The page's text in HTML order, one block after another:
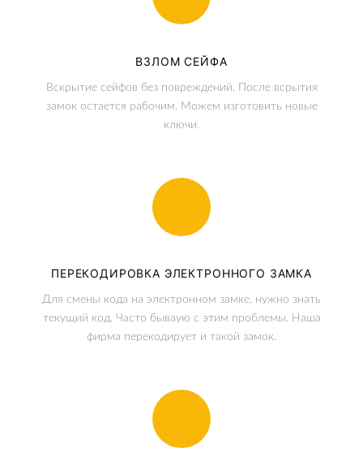
ВЗЛОМ СЕЙФА
Вскрытие сейфов без повреждений. После всрытия
замок остается рабочим. Можем изготовить новые
ключи.
ПЕРЕКОДИРОВКА ЭЛЕКТРОННОГО ЗАМКА
Для смены кода на электронном замке, нужно знать
текущий код. Часто бываую с этим проблемы. Наша
фирма перекодирует и такой замок.